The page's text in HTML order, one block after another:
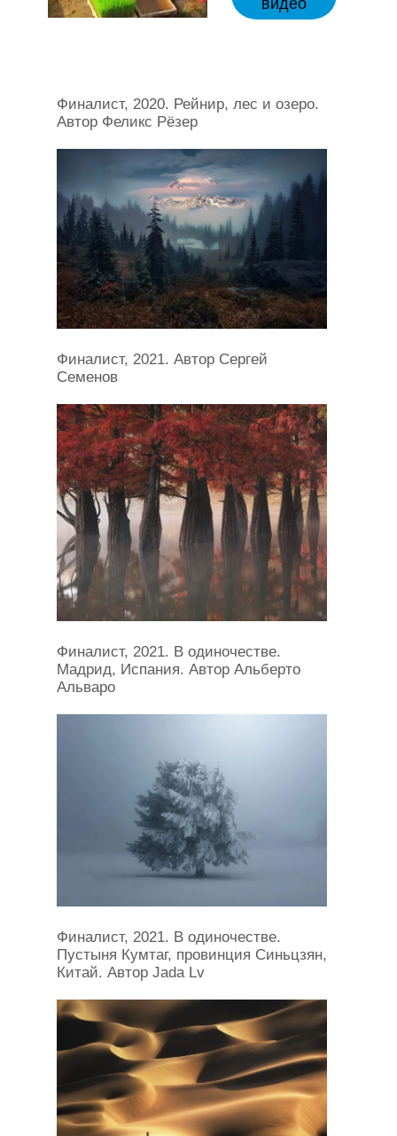
видео
Финалист, 2020. Рейнир, лес и озеро.
Автор Феликс Рёзер
Финалист, 2021. Автор Сергей
Семенов
Финалист, 2021. В одиночестве.
Мадрид, Испания. Автор Альберто
Альваро
Финалист, 2021. В одиночестве.
Пустыня Кумтаг, провинция Синьцзян,
Китай. Автор Jada Lv